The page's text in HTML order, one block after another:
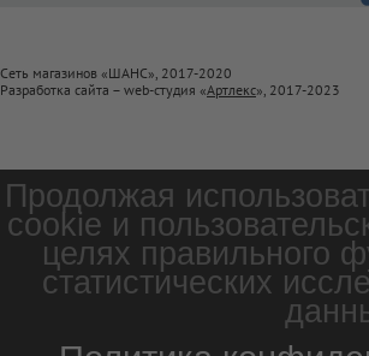
Сеть магазинов «ШАНС», 2017-2020
Разработка сайта – web-студия «Артлекс», 2017-2023
Продолжая
cookie и
целях правильного
статистических